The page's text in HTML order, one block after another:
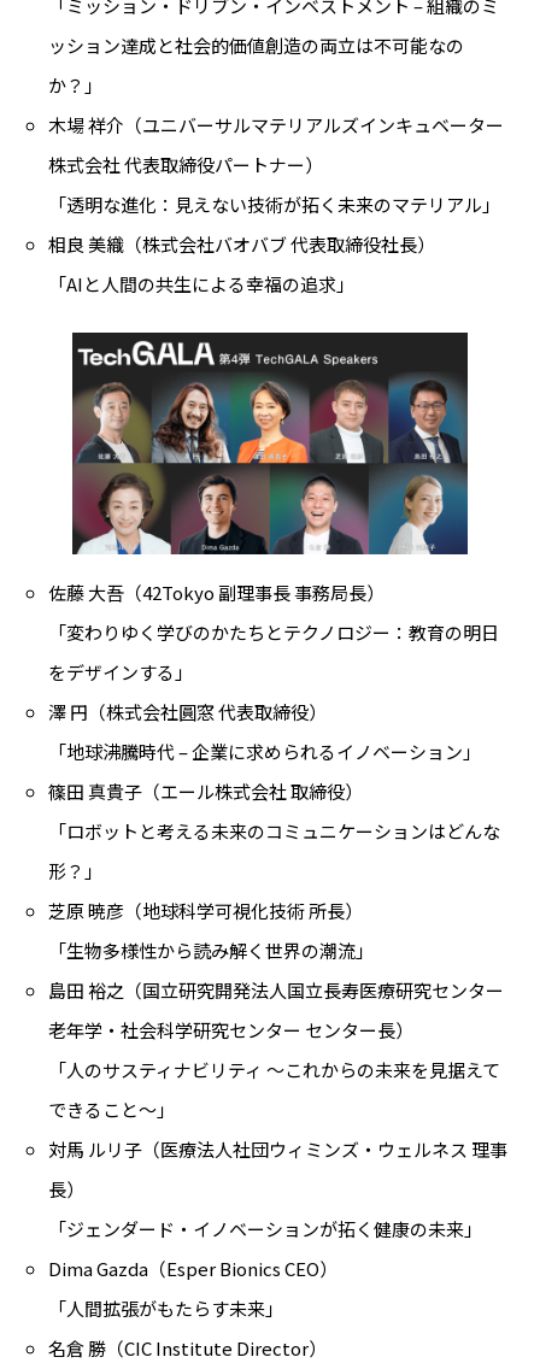
「ミッション・ドリブン・インベストメント – 組織のミ
ッション達成と社会的価値創造の両立は不可能なの
か？」
木場 祥介（ユニバーサルマテリアルズインキュベーター
株式会社 代表取締役パートナー）
「透明な進化：見えない技術が拓く未来のマテリアル」
相良 美織（株式会社バオバブ 代表取締役社長）
「AIと人間の共生による幸福の追求」
佐藤 大吾（42Tokyo 副理事長 事務局長）
「変わりゆく学びのかたちとテクノロジー：教育の明日
をデザインする」
澤 円（株式会社圓窓 代表取締役）
「地球沸騰時代 – 企業に求められるイノベーション」
篠田 真貴子（エール株式会社 取締役）
「ロボットと考える未来のコミュニケーションはどんな
形？」
芝原 暁彦（地球科学可視化技術 所長）
「生物多様性から読み解く世界の潮流」
島田 裕之（国立研究開発法人国立長寿医療研究センター
老年学・社会科学研究センター センター長）
「人のサスティナビリティ 〜これからの未来を見据えて
できること〜」
対馬 ルリ子（医療法人社団ウィミンズ・ウェルネス 理事
長）
「ジェンダード・イノベーションが拓く健康の未来」
Dima Gazda（Esper Bionics CEO）
「人間拡張がもたらす未来」
名倉 勝（CIC Institute Director）